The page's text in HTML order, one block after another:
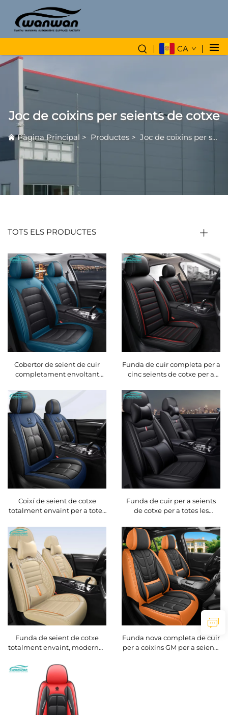
CA
Joc de coixins per seients de cotxe
Pàgina Principal > Productes > Joc de coixins per seients de cotxe
TOTS ELS PRODUCTES
Cobertor de seient de cuir
completament envoltant
cuidar, durador i d'estil per a
totes les temporades per a
cotxes Modern City Polo
Funda de cuir completa per a
cinc seients de cotxe per a
per a totes les estacions, ideal
per a comerç internacional
Coixí de seient de cotxe
totalment envaint per a totes
frontal de polièster amb
acabat de cuir per a
accessoris de seient de cotxe
Funda de cuir per a seients
de cotxe per a totes les
necessitat de rentat, accés
senzill per al manteniment
Funda de seient de cotxe
totalment envaint, moderna i
material de seda antiesclat i
superfície frontal de cuir
Funda nova completa de cuir
per a coixins GM per a seients